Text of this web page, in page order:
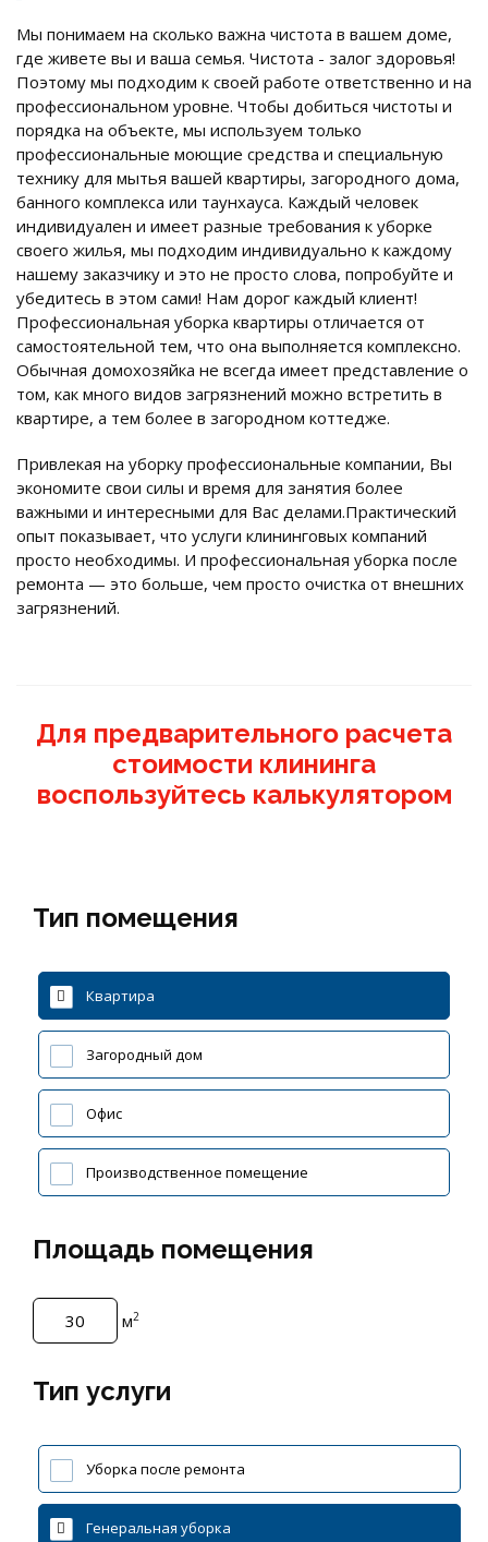
Мы понимаем на сколько важна чистота в вашем доме,
где живете вы и ваша семья. Чистота - залог здоровья!
Поэтому мы подходим к своей работе ответственно и на
профессиональном уровне. Чтобы добиться чистоты и
порядка на объекте, мы используем только
профессиональные моющие средства и специальную
технику для мытья вашей квартиры, загородного дома,
банного комплекса или таунхауса. Каждый человек
индивидуален и имеет разные требования к уборке
своего жилья, мы подходим индивидуально к каждому
нашему заказчику и это не просто слова, попробуйте и
убедитесь в этом сами! Нам дорог каждый клиент!
Профессиональная уборка квартиры отличается от
самостоятельной тем, что она выполняется комплексно.
Обычная домохозяйка не всегда имеет представление о
том, как много видов загрязнений можно встретить в
квартире, а тем более в загородном коттедже.
Привлекая на уборку профессиональные компании, Вы
экономите свои силы и время для занятия более
важными и интересными для Вас делами.Практический
опыт показывает, что услуги клининговых компаний
просто необходимы. И профессиональная уборка после
ремонта — это больше, чем просто очистка от внешних
загрязнений.
Для предварительного расчета
стоимости клининга
воспользуйтесь калькулятором
Тип помещения
Квартира
Загородный дом
Офис
Производственное помещение
Площадь помещения
м2
Тип услуги
Уборка после ремонта
Генеральная уборка